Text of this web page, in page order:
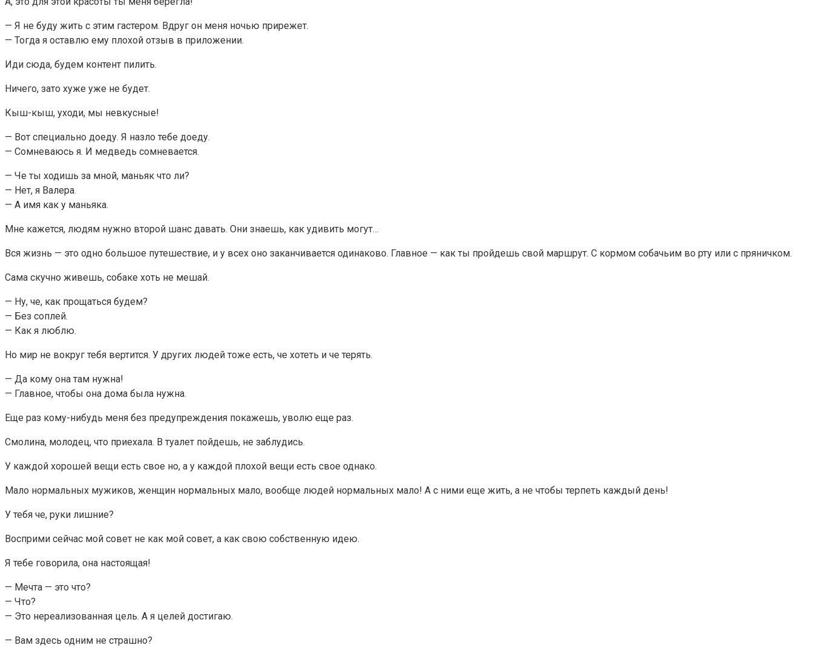
— Я не буду жить с этим гастером. Вдруг он меня ночью прирежет.
— Тогда я оставлю ему плохой отзыв в приложении.
Иди сюда, будем контент пилить.
Ничего, зато хуже уже не будет.
Кыш-кыш, уходи, мы невкусные!
— Вот специально доеду. Я назло тебе доеду.
— Сомневаюсь я. И медведь сомневается.
— Че ты ходишь за мной, маньяк что ли?
— Нет, я Валера.
— А имя как у маньяка.
Мне кажется, людям нужно второй шанс давать. Они знаешь, как удивить могут…
Вся жизнь — это одно большое путешествие, и у всех оно заканчивается одинаково. Главное — как ты пройдешь свой маршрут. С кормом собачьим во рту или с пряничком.
Сама скучно живешь, собаке хоть не мешай.
— Ну, че, как прощаться будем?
— Без соплей.
— Как я люблю.
Но мир не вокруг тебя вертится. У других людей тоже есть, че хотеть и че терять.
— Да кому она там нужна!
— Главное, чтобы она дома была нужна.
Еще раз кому-нибудь меня без предупреждения покажешь, уволю еще раз.
Смолина, молодец, что приехала. В туалет пойдешь, не заблудись.
У каждой хорошей вещи есть свое но, а у каждой плохой вещи есть свое однако.
Мало нормальных мужиков, женщин нормальных мало, вообще людей нормальных мало! А с ними еще жить, а не чтобы терпеть каждый день!
У тебя че, руки лишние?
Восприми сейчас мой совет не как мой совет, а как свою собственную идею.
Я тебе говорила, она настоящая!
— Мечта — это что?
— Что?
— Это нереализованная цель. А я целей достигаю.
— Вам здесь одним не страшно?